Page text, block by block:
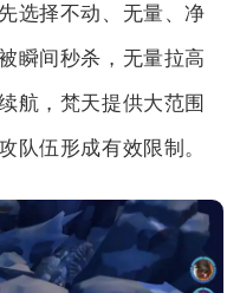
选择不动、无量、净
瞬间秒杀，无量拉高
航，梵天提供大范围
队伍形成有效限制。